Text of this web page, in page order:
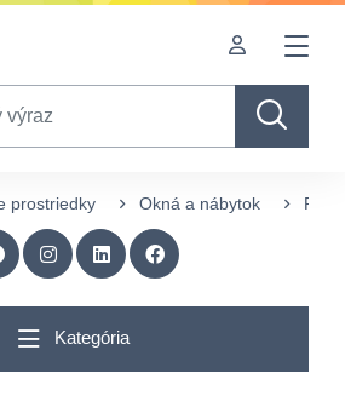
prostriedky Okná a nábytok
Kategória